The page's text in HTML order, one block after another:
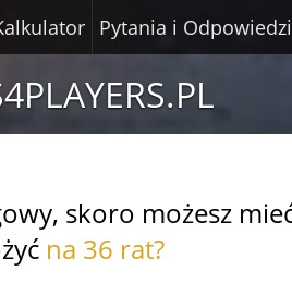
Pytania i Odpowiedzi
skoro możesz
na 36 rat?